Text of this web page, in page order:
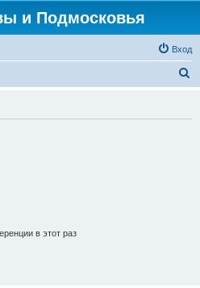
и Подмосковья
Вход
в этот раз